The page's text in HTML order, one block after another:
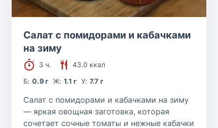
Салат с помидорами и кабачками
на зиму
3 ч.
43.0 ккал
Б:0.9 г Ж: 1.1 г У: 7.7 г
Салат с помидорами и кабачками на зиму
— яркая овощная заготовка, которая
сочетает сочные томаты и нежные кабачки